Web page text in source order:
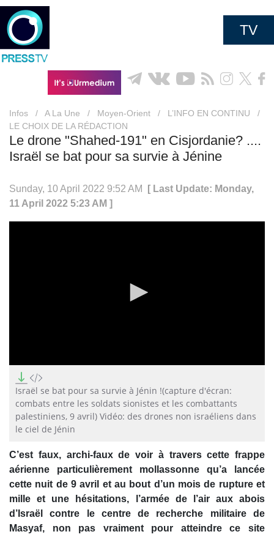
TV
Infos / A La Une / Moyen-Orient / L’INFO EN CONTINU
/
LE CHOIX DE LA RÉDACTION
Le drone "Shahed-191" en Cisjordanie? ....
Israël se bat pour sa survie à Jénine
Sunday, 10 April 2022 9:52 AM
[ Last Update: Monday,
11 April 2022 5:23 AM ]
seconds
of
seconds
Israël se bat pour sa survie à Jénin !(capture d'écran:
combats entre les soldats sionistes et les combattants
palestiniens, 9 avril) Vidéo: des drones non israéliens dans
le ciel de Jénin
C’est faux, archi-faux de voir à travers cette frappe
aérienne particulièrement mollassonne qu’a lancée
cette nuit de 9 avril et au bout d’un mois de rupture et
mille et une hésitations, l’armée de l’air aux abois
d’Israël contre le centre de recherche militaire de
Masyaf, non pas vraiment pour atteindre ce site